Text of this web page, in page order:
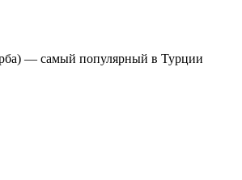
— самый популярный в Турции